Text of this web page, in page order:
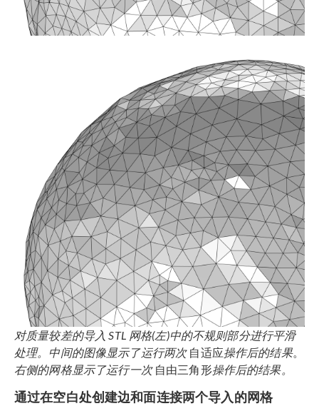
对质量较差的导入 STL 网格(左)中的不规则部分进行平滑
处理。中间的图像显示了运行两次自适应操作后的结果。
右侧的网格显示了运行一次自由三角形操作后的结果。
通过在空白处创建边和面连接两个导入的网格